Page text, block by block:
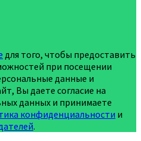
для того, чтобы предоставить
при посещении
данные и
Вы даете согласие на
данных и принимаете
конфиденциальности и
.